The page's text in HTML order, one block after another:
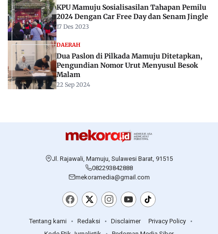
KPU Mamuju Sosialisasilan Tahapan Pemilu
2024 Dengan Car Free Day dan Senam Jingle
17 Des 2023
DAERAH
Dua Paslon di Pilkada Mamuju Ditetapkan,
Pengundian Nomor Urut Menyusul Besok
Malam
22 Sep 2024
Jl. Rajawali, Mamuju, Sulawesi Barat, 91515
082293842888
mekoramedia@gmail.com
Tentang kami Redaksi Disclaimer
Privacy Policy